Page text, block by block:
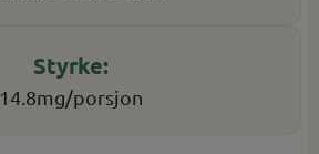
14.8mg/porsjon